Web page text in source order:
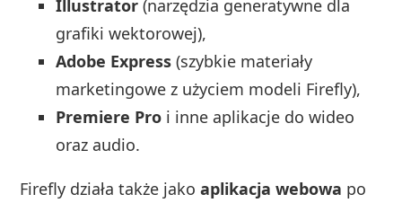
Illustrator (narzędzia generatywne dla
grafiki wektorowej),
Adobe Express (szybkie materiały
marketingowe z użyciem modeli Firefly),
Premiere Pro i inne aplikacje do wideo
oraz audio.
Firefly działa także jakoaplikacja webowa po